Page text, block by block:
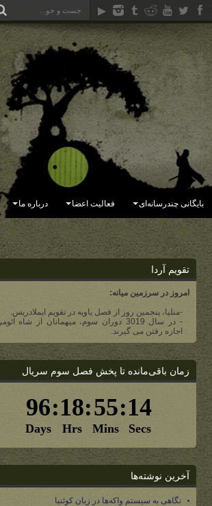
بایگانی چندرسانه‌ای فعالیت اعضا درباره ما
تقویم آردا
امروز در سرزمین میانه:
-منلیا، پنجمین روز از فصل یاویه در تقویم ایملادریس.
- در سال 3019 دوران سوم، میهمانان از شاه ائومر
اجازه رفتن می گیرند.
زمان باقی‌مانده تا پخش فصل سوم سریال
آخرین نوشته‌ها
نگاهی به سیستم واکه‌ها در زبان کوئنیا